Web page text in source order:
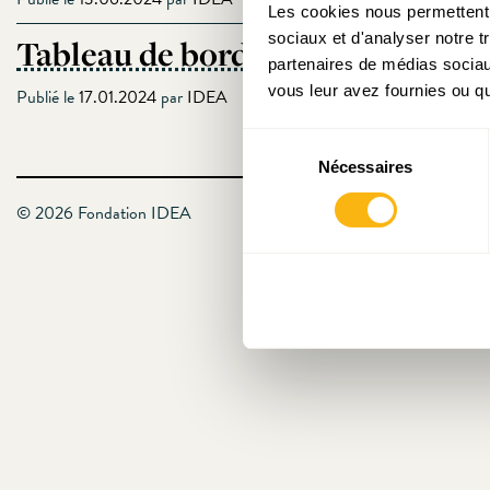
Les cookies nous
sociaux et d'analyser notre
partenaires de médias
vous leur avez fournies ou
consentement
Nécessaires
Tableau de bord économique et
Publié le17.01.2024 par IDEA
© 2026 Fondation IDEA